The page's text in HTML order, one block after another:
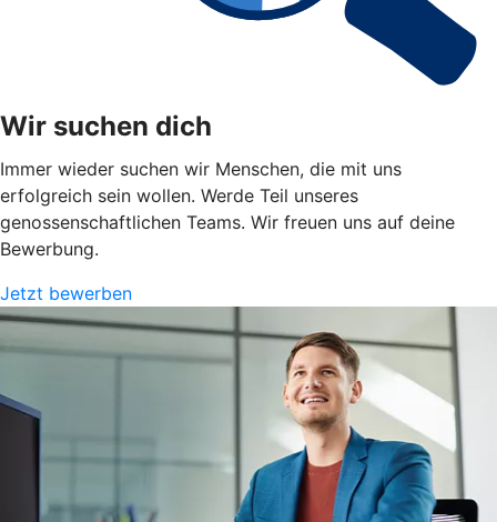
Wir suchen dich
Immer wieder suchen wir Menschen, die mit uns
erfolgreich sein wollen. Werde Teil unseres
genossenschaftlichen Teams. Wir freuen uns auf deine
Bewerbung.
Jetzt bewerben